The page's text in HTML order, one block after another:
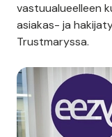
vastuualueelleen
asiakas- ja
Trustmaryssa.